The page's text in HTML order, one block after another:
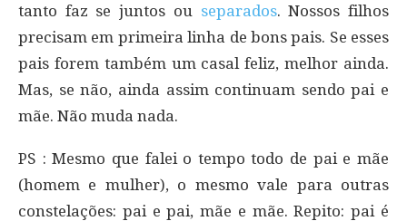
tanto faz se juntos ou separados. Nossos filhos
precisam em primeira linha de bons pais. Se esses
pais forem também um casal feliz, melhor ainda.
Mas, se não, ainda assim continuam sendo pai e
mãe. Não muda nada.
PS : Mesmo que falei o tempo todo de pai e mãe
(homem e mulher), o mesmo vale para outras
constelações: pai e pai, mãe e mãe. Repito: pai é